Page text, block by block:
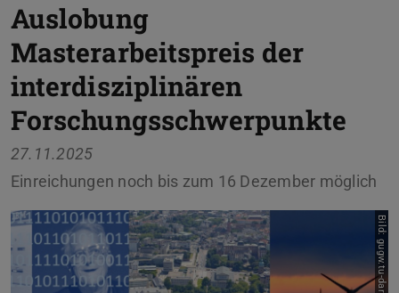
Auslobung
Masterarbeitspreis der
interdisziplinären
Forschungsschwerpunkte
27.11.2025
Einreichungen noch bis zum 16 Dezember möglich